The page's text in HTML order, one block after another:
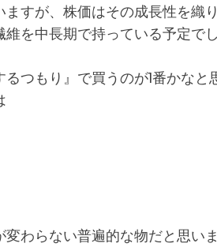
すが、株価はその成長性を織
を中長期で持っている予定で
つもり』で買うのが1番かな
わらない普遍的な物だと思